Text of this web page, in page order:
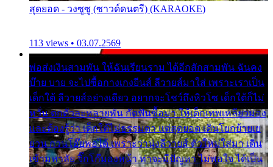
สุดยอด - วงซูซู (ซาวด์ดนตรี) (KARAOKE)
113 views • 03.07.2569
พ่อส่งเงินสามพัน ให้ฉันเรียนราม ได้อีกสักสามพัน ฉันคง
บ๊าย บาย จะไปซื้อกางเกงยีนส์ ลีวายส์มาใส่ เพราะเราเป็น
เด็กใต้ ลีวายส์อย่างเดียว อยากจะโชว์ถึงหิวโซ เด็กใต้ก็ไม่
หวั่น ตกตัวละหลายพัน กัดฟันซื้อมา ให้เด็กเทพเหลียวมอง
และต้องรู้ว่า เด็กใต้ไม่ธรรมดา แต่สุดยอด เดินโยกย้ายเย
ยวน กวนโอ๊ยพอได้ เพราะว่านุ่งลีวายส์ ตัวใหม่ใส่มา เดิน
เข้ามหาลัย จิ๊กโก๊มองหน้า ท่าจะมีปัญหา ไม่พอใจ ได้เป็น